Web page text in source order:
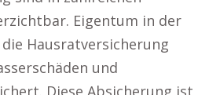
Eigentum in der
Hausratversicherung
und
Diese Absicherung ist